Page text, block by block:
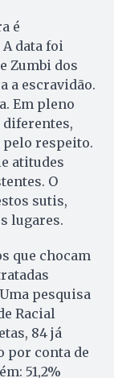
é
data foi
Zumbi dos
a escravidão.
Em pleno
diferentes,
pelo respeito.
atitudes
O
sutis,
lugares.
que chocam
pesquisa
Racial
84 já
por conta de
51,2%